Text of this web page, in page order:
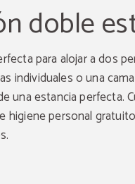
doble
para alojar a dos
individuales o una
una estancia perfecta.
higiene personal